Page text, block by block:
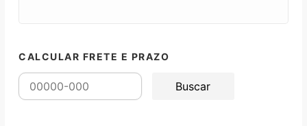
CALCULAR FRETE E PRAZO